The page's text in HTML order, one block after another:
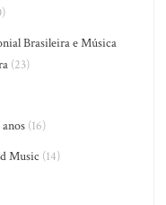
Brasileira e Música
(23)
(16)
Music (14)